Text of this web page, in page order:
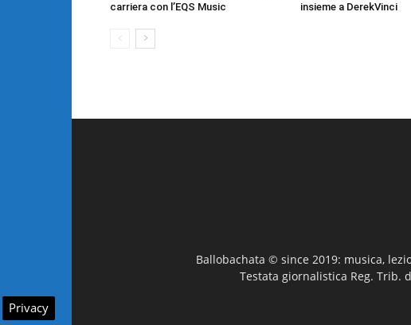
carriera con l’EQS Music
insieme a DerekVinci
Ballobachata © since 2019: musica,
Testata giornalistica Reg. Trib.
Privacy